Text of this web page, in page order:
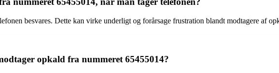
besvares. Dette kan virke underligt og forårsage frustration blandt modtagere af
opkald fra nummeret 65455014?